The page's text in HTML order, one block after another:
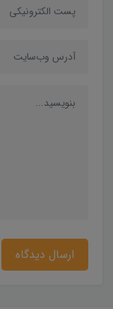
ارسال دیدگاه